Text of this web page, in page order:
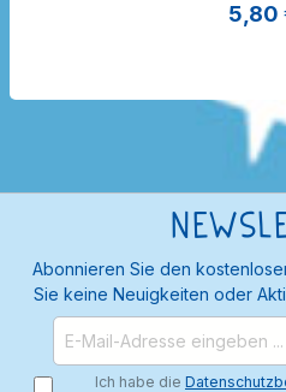
5,80
Abonnieren Sie den
Sie keine Neuigkeiten oder
Ich habe die